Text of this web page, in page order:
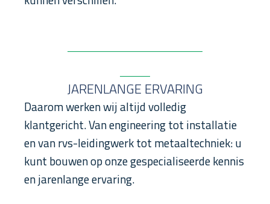
JARENLANGE ERVARING
Daarom werken wij altijd volledig
klantgericht. Van engineering tot installatie
en van rvs-leidingwerk tot metaaltechniek: u
kunt bouwen op onze gespecialiseerde kennis
en jarenlange ervaring.